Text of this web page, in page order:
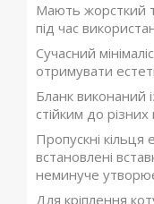
Мають жорсткий
під час
Сучасний
отримувати
Бланк виконаний
стійким до
Пропускні
встановлені
неминуче
Для кріплення